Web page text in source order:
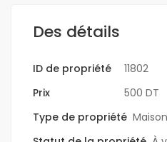
Des détails
ID de propriété
11802
Prix
500 DT
Type de propriété